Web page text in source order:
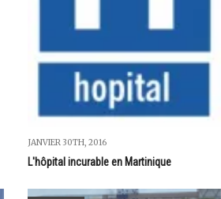
JANVIER 30TH, 2016
L'hôpital incurable en Martinique